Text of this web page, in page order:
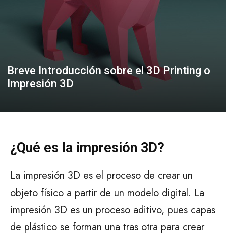
Breve Introducción sobre el 3D Printing o
Impresión 3D
¿Qué es la impresión 3D?
La impresión 3D es el proceso de crear un
objeto físico a partir de un modelo digital. La
impresión 3D es un proceso aditivo, pues capas
de plástico se forman una tras otra para crear